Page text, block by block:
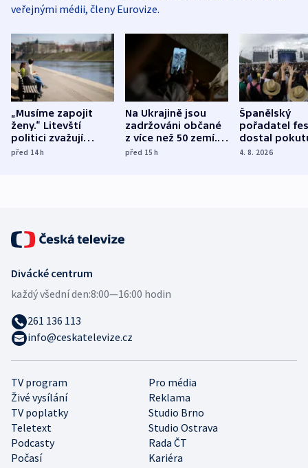
veřejnými médii, členy Eurovize.
„Musíme zapojit
ženy.“ Litevští
politici zvažují
dohodu o
před 14h
Na Ukrajině jsou
zadržováni občané
z více než 50 zemí.
Bojovali na straně
před 15h
Španělský
pořadatel
dostal
nekalé
4. 8. 2026
TV program
Pro média
Živé vysílání
Reklama
TV poplatky
Studio Brno
Teletext
Studio Ostrava
Podcasty
Rada ČT
Počasí
Kariéra
Divácké centrum
každý všední den:8:00—16:00 hodin
261 136 113
info@ceskatelevize.cz